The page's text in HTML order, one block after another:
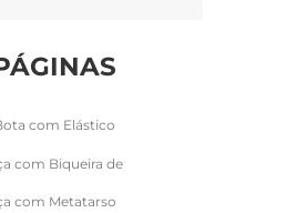
com Elástico
com Biqueira de
com Metatarso